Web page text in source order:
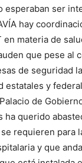
esperaban ser
hay
en materia de
que pese al
de seguridad
estatales y
de
ha querido
requieren para
y que